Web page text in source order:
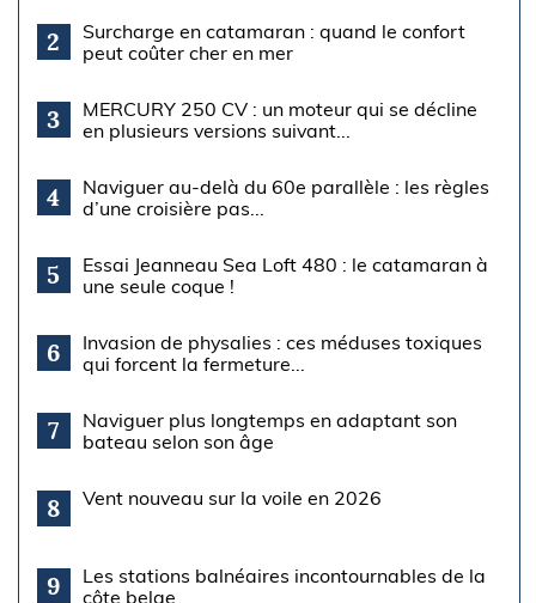
2
Surcharge en catamaran : quand le confort
peut coûter cher en mer
3
MERCURY 250 CV : un moteur qui se décline
en plusieurs versions suivant...
4
Naviguer au-delà du 60e parallèle : les règles
d’une croisière pas...
5
Essai Jeanneau Sea Loft 480 : le catamaran à
une seule coque !
6
Invasion de physalies : ces méduses toxiques
qui forcent la fermeture...
7
Naviguer plus longtemps en adaptant son
bateau selon son âge
8 Vent nouveau sur la voile en 2026
9
Les stations balnéaires incontournables de la
côte belge